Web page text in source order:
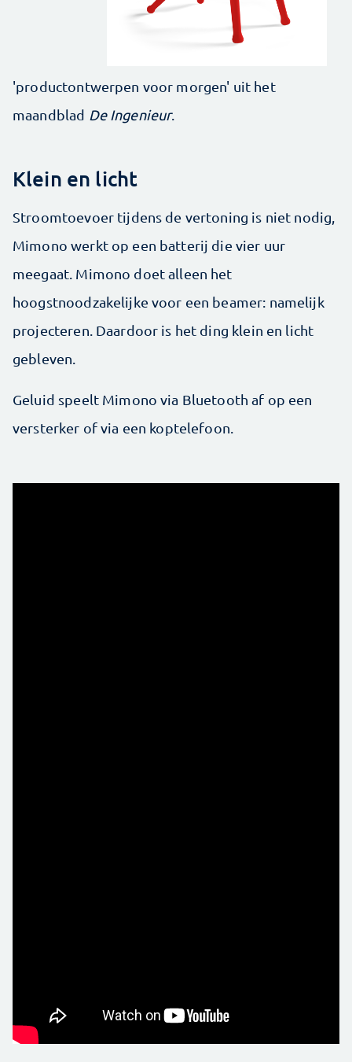
'productontwerpen voor morgen' uit het
maandblad De Ingenieur.
Klein en licht
Stroomtoevoer tijdens de vertoning is niet nodig,
Mimono werkt op een batterij die vier uur
meegaat. Mimono doet alleen het
hoogstnoodzakelijke voor een ­beamer: namelijk
projecteren. Daardoor is het ding klein en licht
gebleven.
Geluid speelt Mimono via Bluetooth af op een
versterker of via een koptelefoon.